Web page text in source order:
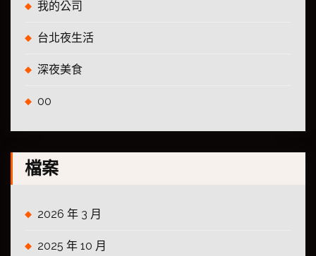
我的公司
台北夜生活
深夜美食
00
檔案
2026 年 3 月
2025 年 10 月